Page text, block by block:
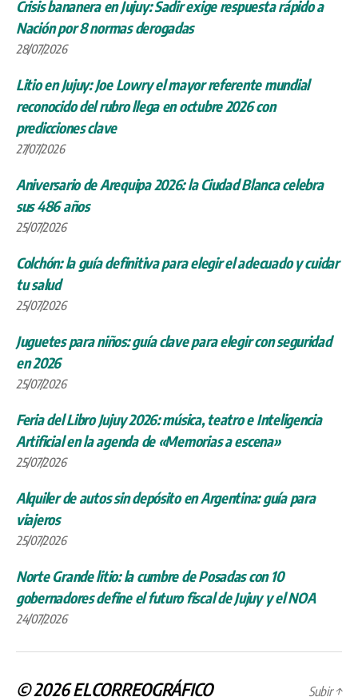
Crisis bananera en Jujuy: Sadir exige respuesta rápido a
Nación por 8 normas derogadas
28/07/2026
Litio en Jujuy: Joe Lowry el mayor referente mundial
reconocido del rubro llega en octubre 2026 con
predicciones clave
27/07/2026
Aniversario de Arequipa 2026: la Ciudad Blanca celebra
sus 486 años
25/07/2026
Colchón: la guía definitiva para elegir el adecuado y cuidar
tu salud
25/07/2026
Juguetes para niños: guía clave para elegir con seguridad
en 2026
25/07/2026
Feria del Libro Jujuy 2026: música, teatro e Inteligencia
Artificial en la agenda de «Memorias a escena»
25/07/2026
Alquiler de autos sin depósito en Argentina: guía para
viajeros
25/07/2026
Norte Grande litio: la cumbre de Posadas con 10
gobernadores define el futuro fiscal de Jujuy y el NOA
24/07/2026
© 2026ELCORREOGRÁFICO Subir↑